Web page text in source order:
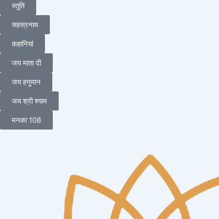
स्तुति
सहस्रनाम
कहानियां
जय माता दी
जय हनुमान
जय श्री श्याम
मनका 108